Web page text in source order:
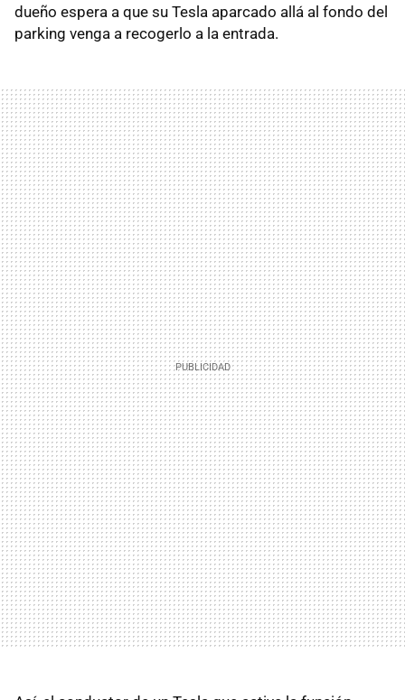
dueño espera a que su Tesla aparcado allá al fondo del
parking venga a recogerlo a la entrada.